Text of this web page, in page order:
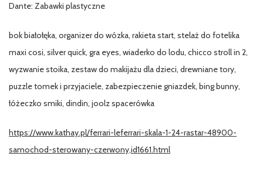
Dante: Zabawki plastyczne
bok białołęka, organizer do wózka, rakieta start, stelaż do fotelika
maxi cosi, silver quick, gra eyes, wiaderko do lodu, chicco stroll in 2,
wyzwanie stoika, zestaw do makijażu dla dzieci, drewniane tory,
puzzle tomek i przyjaciele, zabezpieczenie gniazdek, bing bunny,
łóżeczko smiki, dindin, joolz spacerówka
https://www.kathay.pl/ferrari-leferrari-skala-1-24-rastar-48900-
samochod-sterowany-czerwony,id1661.html